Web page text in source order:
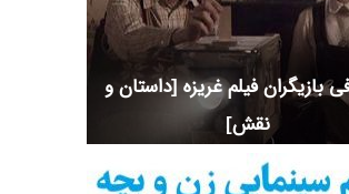
بازیگران فیلم غریزه [داستان و
نقش]